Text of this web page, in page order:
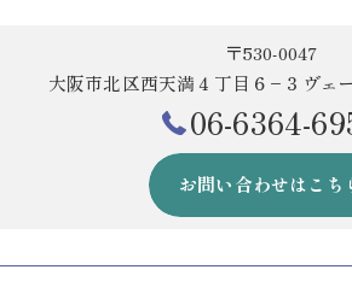
〒530-0047
大阪市北区西天満４丁目６−３ヴェ
06-6364-
お問い合わせはこち